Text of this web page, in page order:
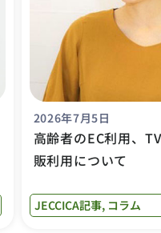
2026年7月5日
高齢者のEC利用、
販利用について
JECCICA記事, コラム